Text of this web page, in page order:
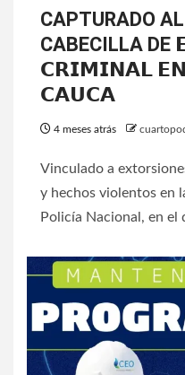
CAPTURADO
CABECILLA
𝗖𝗥𝗜𝗠𝗜𝗡𝗔𝗟
𝗖𝗔𝗨𝗖𝗔
4 meses atrás
Vinculado a
y hechos violentos en
Policía Nacional, en el